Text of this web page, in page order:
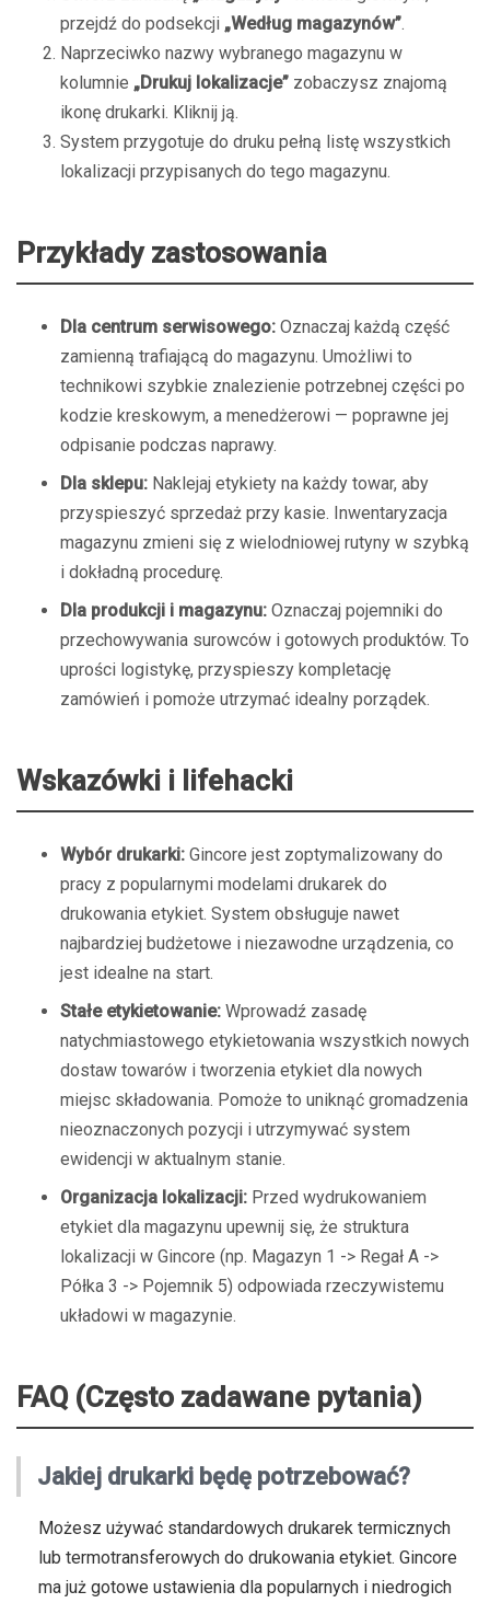
przejdź do podsekcji „Według magazynów”.
Naprzeciwko nazwy wybranego magazynu w
kolumnie „Drukuj lokalizacje” zobaczysz znajomą
ikonę drukarki. Kliknij ją.
System przygotuje do druku pełną listę wszystkich
lokalizacji przypisanych do tego magazynu.
Przykłady zastosowania
Dla centrum serwisowego: Oznaczaj każdą część
zamienną trafiającą do magazynu. Umożliwi to
technikowi szybkie znalezienie potrzebnej części po
kodzie kreskowym, a menedżerowi — poprawne jej
odpisanie podczas naprawy.
Dla sklepu: Naklejaj etykiety na każdy towar, aby
przyspieszyć sprzedaż przy kasie. Inwentaryzacja
magazynu zmieni się z wielodniowej rutyny w szybką
i dokładną procedurę.
Dla produkcji i magazynu: Oznaczaj pojemniki do
przechowywania surowców i gotowych produktów. To
uprości logistykę, przyspieszy kompletację
zamówień i pomoże utrzymać idealny porządek.
Wskazówki i lifehacki
Wybór drukarki: Gincore jest zoptymalizowany do
pracy z popularnymi modelami drukarek do
drukowania etykiet. System obsługuje nawet
najbardziej budżetowe i niezawodne urządzenia, co
jest idealne na start.
Stałe etykietowanie: Wprowadź zasadę
natychmiastowego etykietowania wszystkich nowych
dostaw towarów i tworzenia etykiet dla nowych
miejsc składowania. Pomoże to uniknąć gromadzenia
nieoznaczonych pozycji i utrzymywać system
ewidencji w aktualnym stanie.
Organizacja lokalizacji: Przed wydrukowaniem
etykiet dla magazynu upewnij się, że struktura
lokalizacji w Gincore (np. Magazyn 1 -> Regał A ->
Półka 3 -> Pojemnik 5) odpowiada rzeczywistemu
układowi w magazynie.
FAQ (Często zadawane pytania)
Jakiej drukarki będę potrzebować?
Możesz używać standardowych drukarek termicznych
lub termotransferowych do drukowania etykiet. Gincore
ma już gotowe ustawienia dla popularnych i niedrogich